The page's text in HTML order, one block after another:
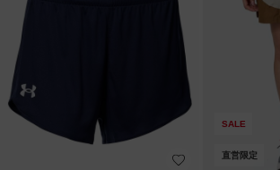
SALE
直営限定